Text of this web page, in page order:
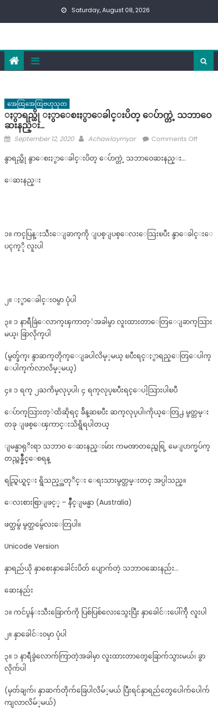
Saturday, August 08, 2026
အေထြအေထြဗဟုသုတ
ႏွာရည္ယို ႏွာေစးႏွာေခါင္းပိတ္ ေပ်ာက္တဲ့ သဘာဝေ
ဆးနည္း…
Posted
September 12, 2020 Author
Achawlaymyar Comments Offon
ပိ
ဝေ
ဆး
ည္း…
နွာရည္ယို နွာေစးႏွာေခါင္းပိတ္ ေပ်ာက္တဲ့ သဘာဝေဆးနည္း…
ေဆးနည္း
၁။ ကင္​ပြန္​းသီး​ေျခာက္​ကို ျပစ္​ျပစ္​​ေလး​ေသြးၿပီး နွာ​ေခါင္​း​ေ
ပၚက္ို လူးပါ
၂။ ႏွာ​ေခါင္​းဝမွာ ပုံပါ
၃။ ၁ နာရီခြဲ​ေလာက္​ၾကာတ့ဲအခါမွာ လူးထားတာ​ေတြ​ေျခာက္​သြား
မယ္​၊ ခြာလိုက္​ပါ
(မွတ္ခ်က္၊ နွာဆက္​တိုက္​​ေျခပါလိမ္​့မယ္​ ၿပီးရင္​ႏွာရည္​​ေတြ​ေပါက္​​
ေပါက္​က်လာလိမ္​့မယ္​)
၄။ ၁ ရက္​ ၂ႀကိမ္​လုပ္​ပါ၊ ၄ ရက္​လုပ္​ၿပီးရင္​​ေပါ့သြားပါၿပီ
​ေပ်ာက္​သြားတ့ဲထိဆိုရင္​ ခ်ိန္​ဆၿပီး ဆက္​လုပ္​ပါ၊ကိုယ္​​ေတြ႕ မွတ္တမ္း
တခု ျဖစ္ေၾကာင္းသိရွိရပါတယ္
ျမန္မာရုိးရာ သဘာ၀ ေဆးနည္းမ်ား ကမၻာတည္သေရြ့ မေျပာက္မပ်က္
တည္တန္နဳိင္ေစရန္
ရည္ရြယ္ရင္း ရွိသည့္အတုိင္း ေရးသားမွတ္တမ္းတင္ အပ္ပါသည္။
ေလးစားစြာျဖင့္ – နဳိင္ျမန္မာ (Australia)
ဖတ္သမွ် မွတ္သမွ်ေလးေတြပါ။
Unicode Version
နှာရည်ယို နှာစေးနှာခေါင်းပိတ် ပျောက်တဲ့ သဘာဝဆေးနည်း…
ဆေးနည်း
၁။ ကင်​ပွန်​းသီး​ခြောက်​ကို ပြစ်​ပြစ်​​လေး​သွေးပြီး နှာ​ခေါင်​း​ပေါ်က်ို လူးပါ
၂။ နှာ​ခေါင်​းဝမှာ ပုံပါ
၃။ ၁ နာရီခွဲ​လောက်​ကြာတဲ့အခါမှာ လူးထားတာ​တွေ​ခြောက်​သွားမယ်​၊ ခွာ
လိုက်​ပါ
(မှတ်ချက်၊ နှာဆက်​တိုက်​​ခြေပါလိမ်​့မယ်​ ပြီးရင်​နှာရည်​​တွေ​ပေါက်​​ပေါက်​
ကျလာလိမ်​့မယ်​)